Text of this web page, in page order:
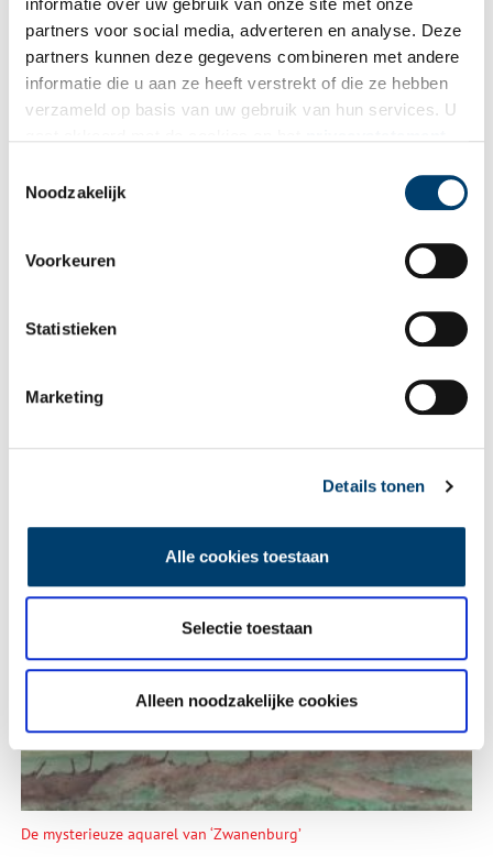
informatie over uw gebruik van onze site met onze
partners voor social media, adverteren en analyse. Deze
partners kunnen deze gegevens combineren met andere
informatie die u aan ze heeft verstrekt of die ze hebben
verzameld op basis van uw gebruik van hun services. U
Noodzakelijk
Voorkeuren
Statistieken
Marketing
Details tonen
Alle cookies toestaan
Selectie toestaan
Alleen noodzakelijke cookies
Aanvullingen
Vul deze informatie aan of geef een reactie.
Vereiste velden zijn gemarkeerd met *. Het e-mailadres wordt niet
gepubliceerd.
E-mail*
Vink dit aan als u op de hoogte gehouden wil worden.
Lees meer verhalen
De mysterieuze aquarel van ‘Zwanenburg’